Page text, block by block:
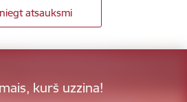
atsauksmi
kurš uzzina!